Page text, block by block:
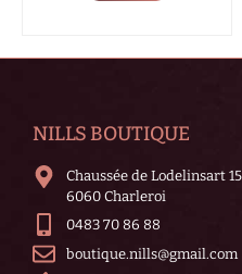
NILLS BOUTIQUE
Chaussée de Lodelinsart
6060 Charleroi
0483 70 86 88
boutique.nills@gmail.com